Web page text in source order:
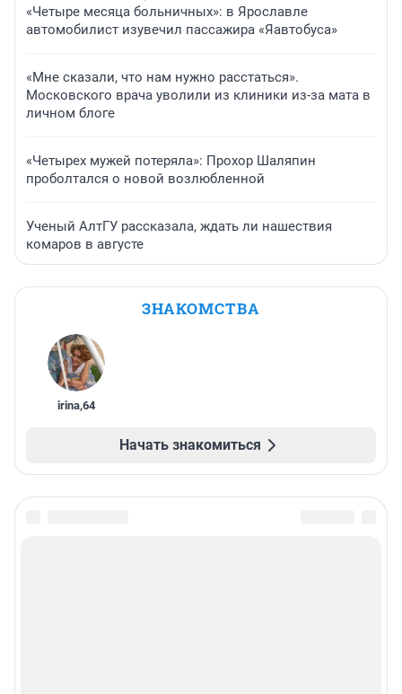
«Четыре месяца больничных»: в Ярославле
автомобилист изувечил пассажира «Яавтобуса»
«Мне сказали, что нам нужно расстаться».
Московского врача уволили из клиники из-за мата в
личном блоге
«Четырех мужей потеряла»: Прохор Шаляпин
проболтался о новой возлюбленной
Ученый АлтГУ рассказала, ждать ли нашествия
комаров в августе
ЗНАКОМСТВА
irina,64
Начать знакомиться